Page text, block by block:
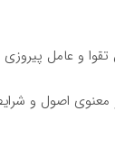
تقوا و عامل
اصول و